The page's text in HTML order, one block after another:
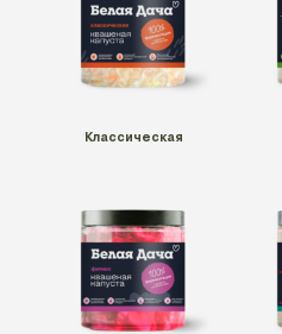
Классическая